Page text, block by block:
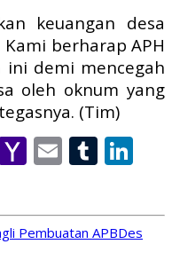
keuangan desa
berharap APH
ini demi mencegah
oleh oknum yang
(Tim)
Yahoo
Email
Pembuatan APBDes